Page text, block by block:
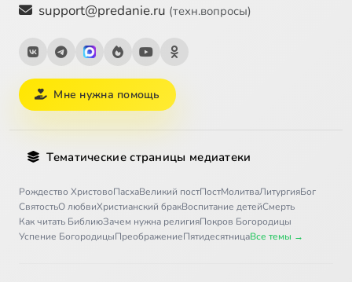
support@predanie.ru (техн.вопросы)
Мне нужна помощь
Тематические страницы медиатеки
Рождество ХристовоПасхаВеликий постПостМолитваЛитургияБог
СвятостьО любвиХристианский бракВоспитание детейСмерть
Как читать БиблиюЗачем нужна религияПокров Богородицы
Успение БогородицыПреображениеПятидесятницаВсе темы →